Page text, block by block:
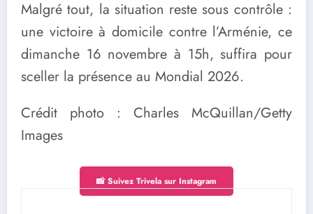
Malgré tout, la situation reste sous contrôle :
une victoire à domicile contre l’Arménie, ce
dimanche 16 novembre à 15h, suffira pour
sceller la présence au Mondial 2026.
Crédit photo : Charles McQuillan/Getty
Images
📸 Suivez Trivela sur Instagram